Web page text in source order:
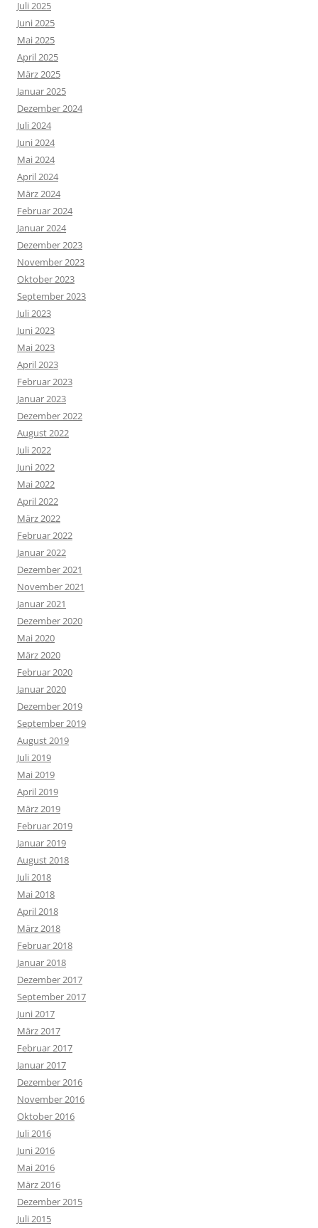
Juli 2025
Juni 2025
Mai 2025
April 2025
März 2025
Januar 2025
Dezember 2024
Juli 2024
Juni 2024
Mai 2024
April 2024
März 2024
Februar 2024
Januar 2024
Dezember 2023
November 2023
Oktober 2023
September 2023
Juli 2023
Juni 2023
Mai 2023
April 2023
Februar 2023
Januar 2023
Dezember 2022
August 2022
Juli 2022
Juni 2022
Mai 2022
April 2022
März 2022
Februar 2022
Januar 2022
Dezember 2021
November 2021
Januar 2021
Dezember 2020
Mai 2020
März 2020
Februar 2020
Januar 2020
Dezember 2019
September 2019
August 2019
Juli 2019
Mai 2019
April 2019
März 2019
Februar 2019
Januar 2019
August 2018
Juli 2018
Mai 2018
April 2018
März 2018
Februar 2018
Januar 2018
Dezember 2017
September 2017
Juni 2017
März 2017
Februar 2017
Januar 2017
Dezember 2016
November 2016
Oktober 2016
Juli 2016
Juni 2016
Mai 2016
März 2016
Dezember 2015
Juli 2015